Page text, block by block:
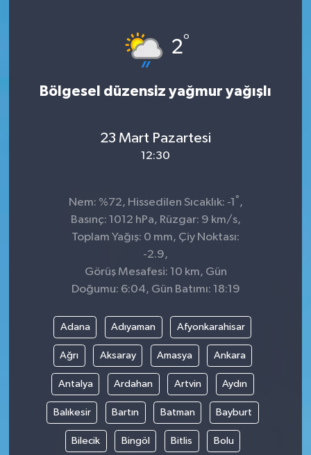
2°
Bölgesel düzensiz yağmur yağışlı
23 Mart Pazartesi
12:30
Nem: %72, Hissedilen Sıcaklık: -1 ° ,
Basınç: 1012 hPa, Rüzgar: 9 km/s,
Toplam Yağış: 0 mm, Çiy Noktası:
-2.9,
Görüş Mesafesi: 10 km, Gün
Doğumu: 6:04, Gün Batımı: 18:19
Adana Adıyaman Afyonkarahisar
Ağrı Aksaray Amasya Ankara
Antalya Ardahan Artvin Aydın
Balıkesir Bartın Batman Bayburt
Bilecik Bingöl Bitlis Bolu
SAĞLIK
SİVİL TOPLUM
SOSYAL YAŞAM
ULUSAL HABERLER